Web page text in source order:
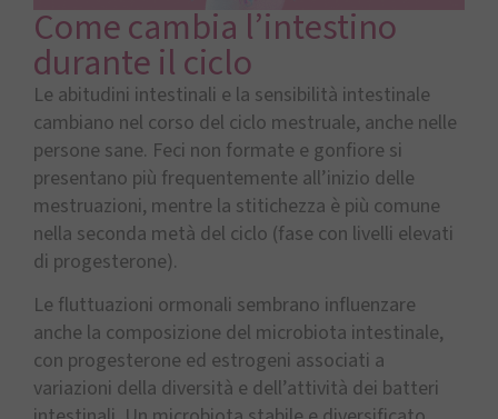
Come cambia l’intestino
durante il ciclo
Le abitudini intestinali e la sensibilità intestinale
cambiano nel corso del ciclo mestruale, anche nelle
persone sane. Feci non formate e gonfiore si
presentano più frequentemente all’inizio delle
mestruazioni, mentre la stitichezza è più comune
nella seconda metà del ciclo (fase con livelli elevati
di progesterone).
Le fluttuazioni ormonali sembrano influenzare
anche la composizione del microbiota intestinale,
con progesterone ed estrogeni associati a
variazioni della diversità e dell’attività dei batteri